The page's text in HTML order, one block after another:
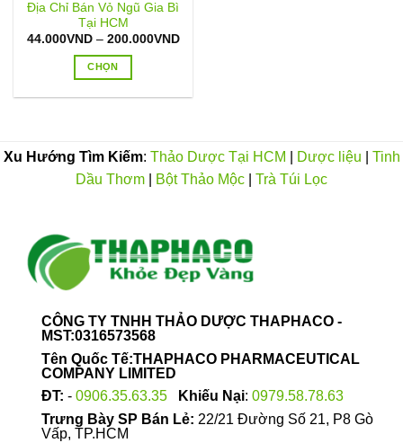
Địa Chỉ Bán Vỏ Ngũ Gia Bì
Tại HCM
44.000VND – 200.000VNDKhoảng
200.000VND
CHỌN
nhiều
biến
tùy
chọn
có
được
chọn
trên
trang
sản
Xu Hướng Tìm Kiếm: Thảo Dược Tại HCM Dược liệu
Tinh
Dầu Thơm
Bột Thảo Mộc Trà Túi Lọc
CÔNG TY TNHH THẢO DƯỢC THAPHACO -
MST:0316573568
Tên Quốc Tế:THAPHACO PHARMACEUTICAL
COMPANY LIMITED
ĐT: - 0906.35.63.35 Khiếu Nại: 0979.58.78.63
Trưng Bày SP Bán Lẻ: 22/21 Đường Số 21, P8 Gò
Vấp, TP.HCM